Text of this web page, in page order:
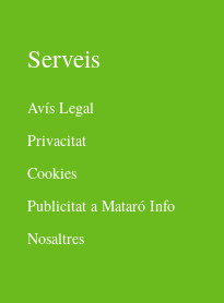
Serveis
Avís Legal
Privacitat
Cookies
Publicitat a Mataró Info
Nosaltres